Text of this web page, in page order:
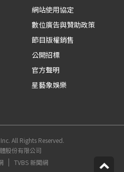
網站使用協定
數位廣告與贊助政策
節目版權銷售
公開招標
官方聲明
星藝象娛樂
All Rights Reserved.
股份有限公司
TVBS 新聞網